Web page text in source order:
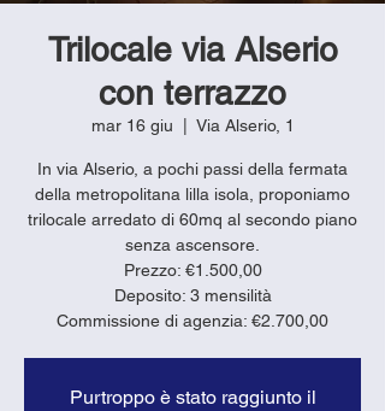
Trilocale via Alserio
con terrazzo
mar 16 giu Via Alserio, 1
In via Alserio, a pochi passi della fermata
della metropolitana lilla isola, proponiamo
trilocale arredato di 60mq al secondo piano
senza ascensore.
Prezzo: €1.500,00
Deposito: 3 mensilità
Purtroppo è stato raggiunto il